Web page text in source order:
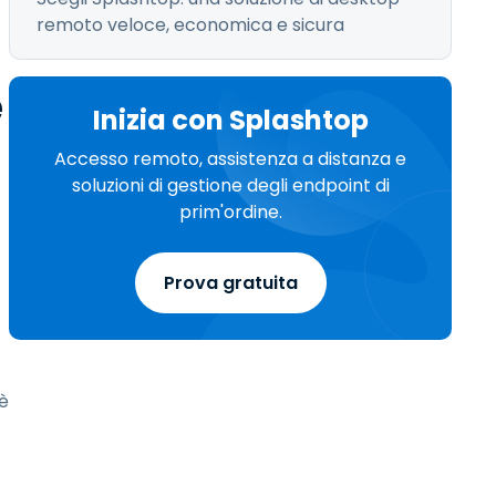
remoto veloce, economica e sicura
Inizia con Splashtop
Accesso remoto, assistenza a distanza e
soluzioni di gestione degli endpoint di
prim'ordine.
Prova gratuita